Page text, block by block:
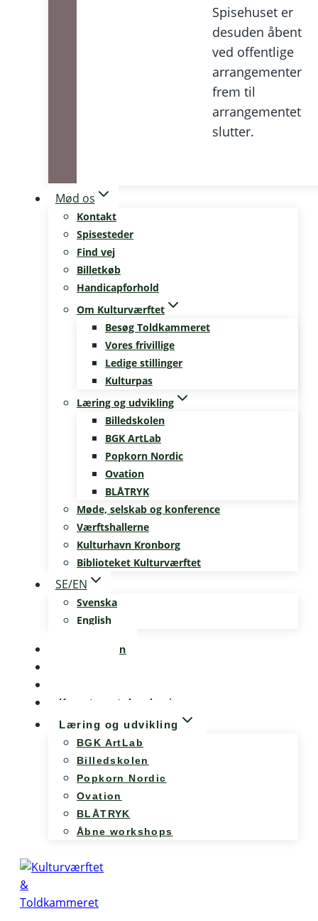
Spisehuset er
desuden åbent
ved offentlige
arrangementer
frem til
arrangementet
slutter.
Mød os
Kontakt
Spisesteder
Find vej
Billetkøb
Handicapforhold
Om Kulturværftet
Besøg Toldkammeret
Vores frivillige
Ledige stillinger
Kulturpas
Læring og udvikling
Billedskolen
BGK ArtLab
Popkorn Nordic
Ovation
BLÅTRYK
Møde, selskab og konference
Værftshallerne
Kulturhavn Kronborg
Biblioteket Kulturværftet
SE/EN
Svenska
English
Kalenderen
Kunst og teknologi
Læring og udvikling
BGK ArtLab
Billedskolen
Popkorn Nordic
Ovation
BLÅTRYK
Åbne workshops